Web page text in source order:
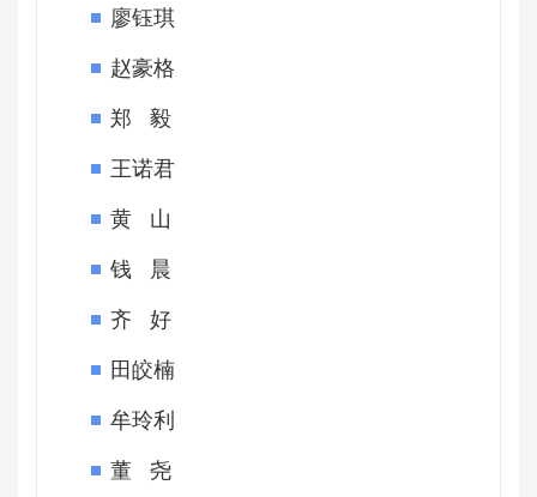
廖钰琪
赵豪格
郑 毅
王诺君
黄 山
钱 晨
齐 好
田皎楠
牟玲利
董 尧